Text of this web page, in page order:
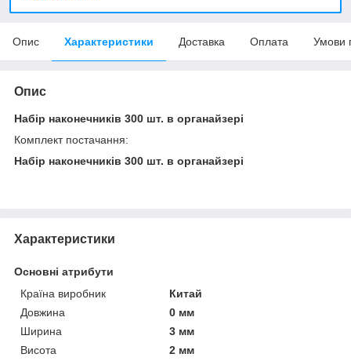
Опис Характеристики Доставка Оплата Умови
Опис
Набір наконечників 300 шт. в органайзері
Комплект постачання:
Набір наконечників 300 шт. в органайзері
Характеристики
Основні атрибути
Країна виробник
Китай
Довжина
0 мм
Ширина
3 мм
Висота
2 мм